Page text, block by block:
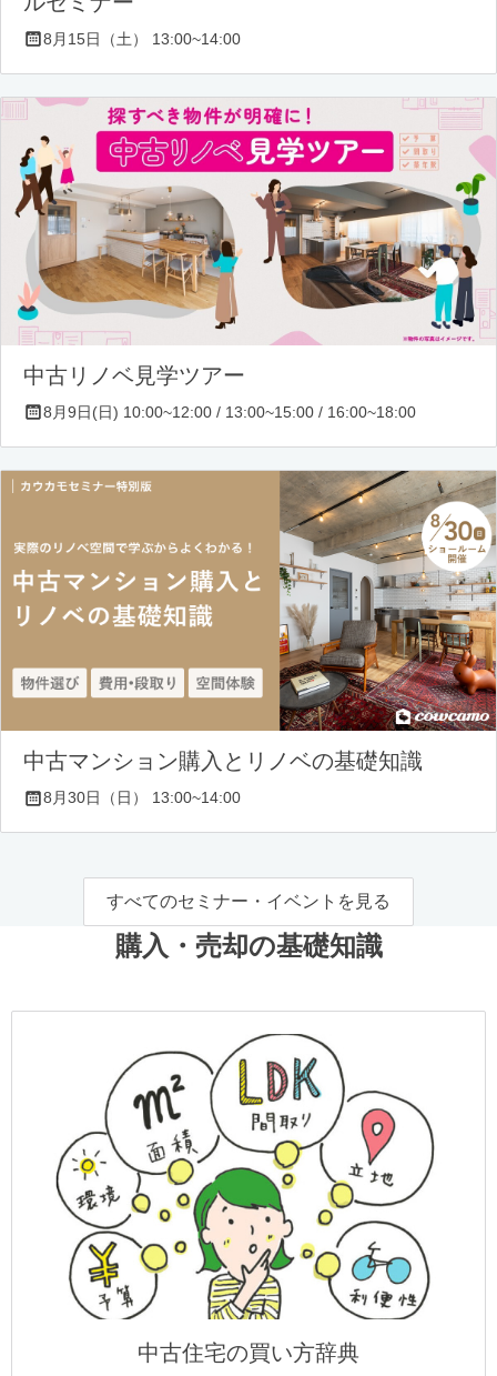
8月15日（土） 13:00~14:00
中古リノベ見学ツアー
8月9日(日) 10:00~12:00 / 13:00~15:00 / 16:00~18:00
中古マンション購入とリノベの基礎知識
8月30日（日） 13:00~14:00
すべてのセミナー・イベントを見る
購入・売却の基礎知識
中古住宅の買い方辞典